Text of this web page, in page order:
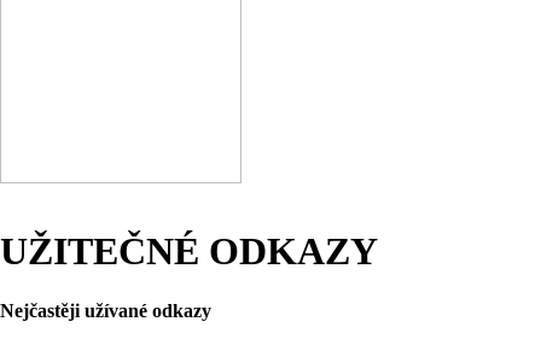
UŽITEČNÉ ODKAZY
Nejčastěji užívané odkazy